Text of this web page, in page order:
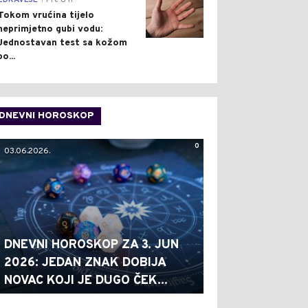
vrućina tijelo
gubi vodu:
test sa kožom
DNEVNI HOROSKOP
0
03.06.2026.
DNEVNI HOROSKOP ZA 3. JUN
2026: JEDAN ZNAK DOBIJA
NOVAC KOJI JE DUGO ČEK...